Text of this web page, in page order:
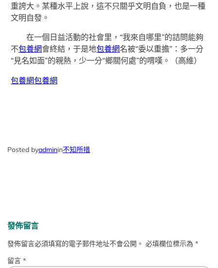
重誇大。某種水平上說，這不只關乎文明自負，也是一種
文明自發。
在一個日益活動的社會里，“我來自哪里”的詰問能夠
不包養網會終結，于是地包養網名被“委以重擔”：多一分
“見名如面”的親熱，少一分“鄉關何處”的喟嘆。（高維）
包養網包養網
Posted byadminin不知所措
發佈留言
發佈留言必須填寫的電子郵件地址不會公開。 必填欄位標示為*
留言*